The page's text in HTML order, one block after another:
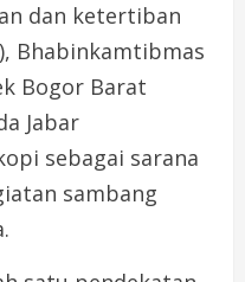
dan ketertiban
Bhabinkamtibmas
Bogor Barat
Jabar
sebagai sarana
sambang